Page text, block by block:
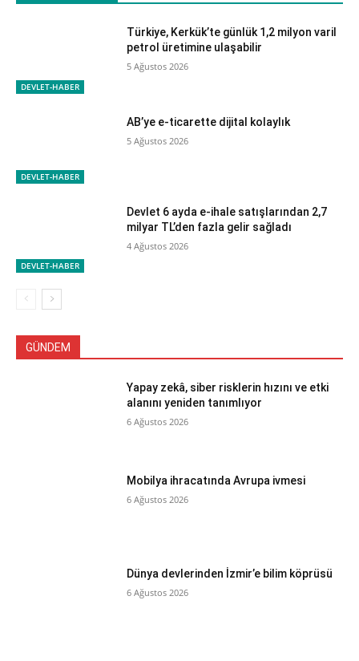
DEVLET-HABER
Türkiye, Kerkük’te günlük 1,2 milyon varil
petrol üretimine ulaşabilir
5 Ağustos 2026
DEVLET-HABER
AB’ye e-ticarette dijital kolaylık
5 Ağustos 2026
DEVLET-HABER
Devlet 6 ayda e-ihale satışlarından 2,7
milyar TL’den fazla gelir sağladı
4 Ağustos 2026
GÜNDEM
Yapay zekâ, siber risklerin hızını ve etki
alanını yeniden tanımlıyor
6 Ağustos 2026
Mobilya ihracatında Avrupa ivmesi
6 Ağustos 2026
Dünya devlerinden İzmir’e bilim köprüsü
6 Ağustos 2026